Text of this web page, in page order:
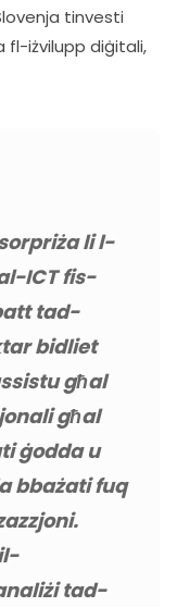
tinvesti
fl-iżvilupp diġitali,
li l-
ICT fis-
tad-
bidliet
għal
għal
ġodda u
bbażati fuq
tad-